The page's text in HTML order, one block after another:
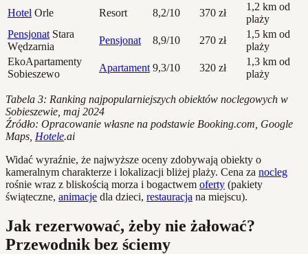
Hotel Orle Resort 8,2/10 370 zł
1,2 km od
plaży
Pensjonat Stara
Wędzarnia
Pensjonat 8,9/10 270 zł
1,5 km od
plaży
EkoApartamenty
Sobieszewo
Apartament 9,3/10 320 zł
1,3 km od
plaży
Tabela 3: Ranking najpopularniejszych obiektów noclegowych w
Sobieszewie, maj 2024
Źródło: Opracowanie własne na podstawie Booking.com, Google
Maps, Hotele.ai
Widać wyraźnie, że najwyższe oceny zdobywają obiekty o
kameralnym charakterze i lokalizacji bliżej plaży. Cena za nocleg
rośnie wraz z bliskością morza i bogactwem oferty (pakiety
świąteczne, animacje dla dzieci, restauracja na miejscu).
Jak rezerwować, żeby nie żałować?
Przewodnik bez ściemy